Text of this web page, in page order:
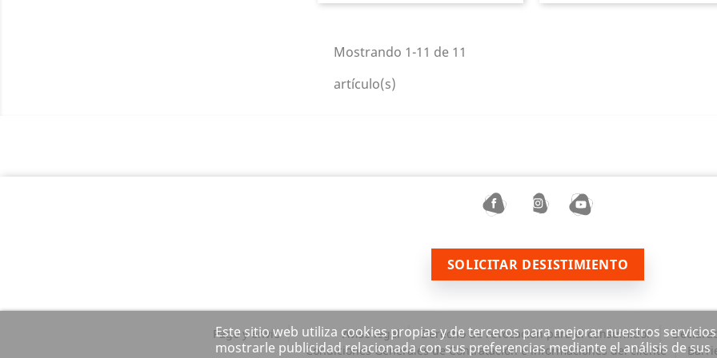
Mostrando 1-11 de 11
artículo(s)
Este sitio web utiliza cookies propias y de terceros para mejorar nuestros
mostrarle publicidad relacionada con sus preferencias mediante el análisis de sus
SOLICITAR DESISTIMIENTO
Pago y envío Aviso legal Derecho de revocación para el consumidor
Condiciones Generales de Contratación e informaciones del cliente